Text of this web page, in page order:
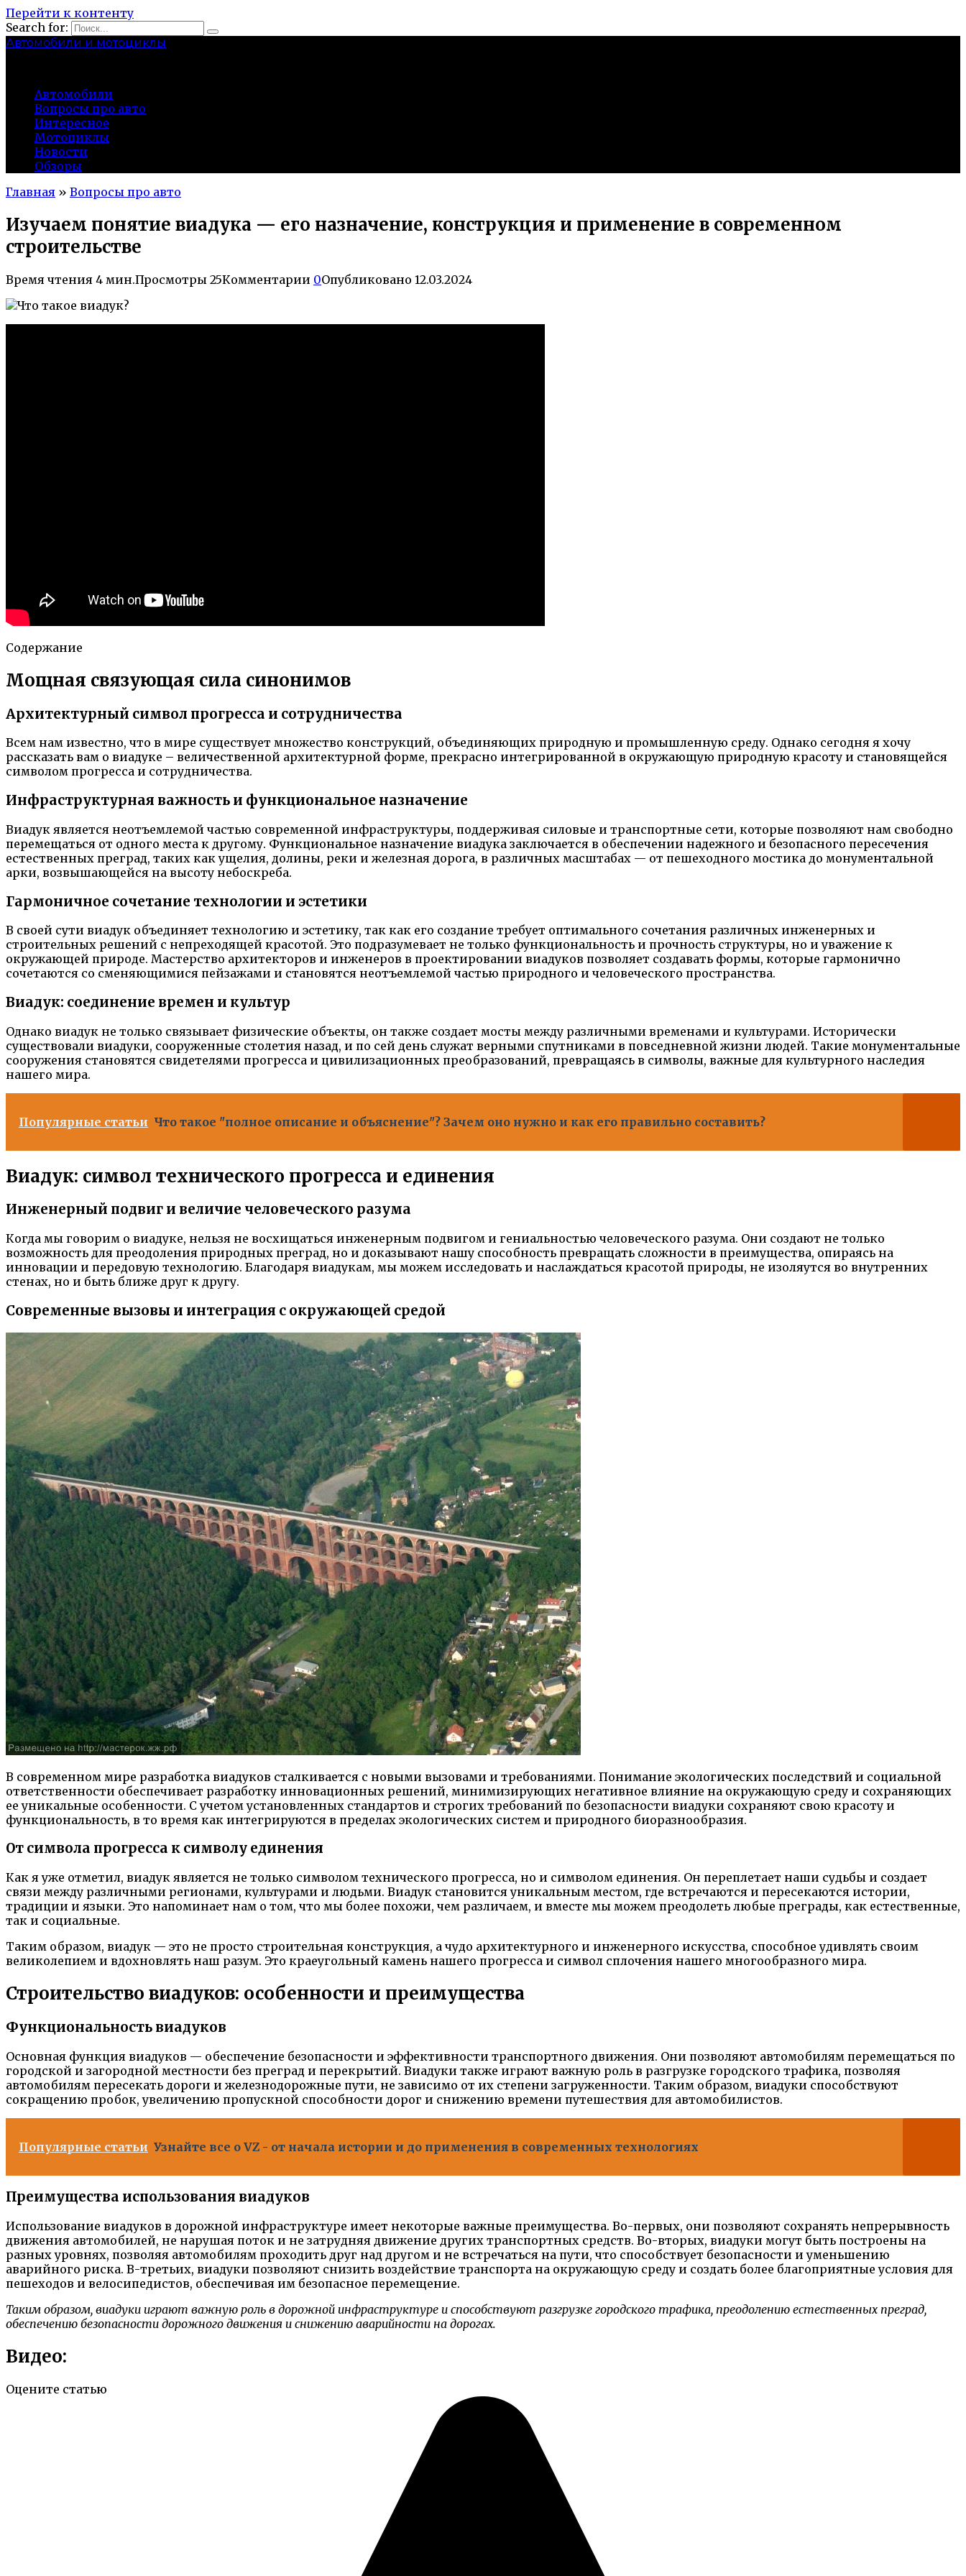
Перейти к контенту
Search for:
Автомобили и мотоциклы
Автомобили
Вопросы про авто
Интересное
Мотоциклы
Новости
Обзоры
Главная » Вопросы про авто
Изучаем понятие виадука — его назначение, конструкция и применение в современном
строительстве
Время чтения 4 мин.Просмотры 25Комментарии 0Опубликовано 12.03.2024
Содержание
Мощная связующая сила синонимов
Архитектурный символ прогресса и сотрудничества
Всем нам известно, что в мире существует множество конструкций, объединяющих природную и промышленную среду. Однако сегодня я хочу
рассказать вам о виадуке – величественной архитектурной форме, прекрасно интегрированной в окружающую природную красоту и становящейся
символом прогресса и сотрудничества.
Инфраструктурная важность и функциональное назначение
Виадук является неотъемлемой частью современной инфраструктуры, поддерживая силовые и транспортные сети, которые позволяют нам свободно
перемещаться от одного места к другому. Функциональное назначение виадука заключается в обеспечении надежного и безопасного пересечения
естественных преград, таких как ущелия, долины, реки и железная дорога, в различных масштабах — от пешеходного мостика до монументальной
арки, возвышающейся на высоту небоскреба.
Гармоничное сочетание технологии и эстетики
В своей сути виадук объединяет технологию и эстетику, так как его создание требует оптимального сочетания различных инженерных и
строительных решений с непреходящей красотой. Это подразумевает не только функциональность и прочность структуры, но и уважение к
окружающей природе. Мастерство архитекторов и инженеров в проектировании виадуков позволяет создавать формы, которые гармонично
сочетаются со сменяющимися пейзажами и становятся неотъемлемой частью природного и человеческого пространства.
Виадук: соединение времен и культур
Однако виадук не только связывает физические объекты, он также создает мосты между различными временами и культурами. Исторически
существовали виадуки, сооруженные столетия назад, и по сей день служат верными спутниками в повседневной жизни людей. Такие монументальные
сооружения становятся свидетелями прогресса и цивилизационных преобразований, превращаясь в символы, важные для культурного наследия
нашего мира.
Популярные статьи Что такое "полное описание и объяснение"? Зачем оно нужно и как его правильно составить?
Виадук: символ технического прогресса и единения
Инженерный подвиг и величие человеческого разума
Когда мы говорим о виадуке, нельзя не восхищаться инженерным подвигом и гениальностью человеческого разума. Они создают не только
возможность для преодоления природных преград, но и доказывают нашу способность превращать сложности в преимущества, опираясь на
инновации и передовую технологию. Благодаря виадукам, мы можем исследовать и наслаждаться красотой природы, не изоляутся во внутренних
стенах, но и быть ближе друг к другу.
Современные вызовы и интеграция с окружающей средой
В современном мире разработка виадуков сталкивается с новыми вызовами и требованиями. Понимание экологических последствий и социальной
ответственности обеспечивает разработку инновационных решений, минимизирующих негативное влияние на окружающую среду и сохраняющих
ее уникальные особенности. С учетом установленных стандартов и строгих требований по безопасности виадуки сохраняют свою красоту и
функциональность, в то время как интегрируются в пределах экологических систем и природного биоразнообразия.
От символа прогресса к символу единения
Как я уже отметил, виадук является не только символом технического прогресса, но и символом единения. Он переплетает наши судьбы и создает
связи между различными регионами, культурами и людьми. Виадук становится уникальным местом, где встречаются и пересекаются истории,
традиции и языки. Это напоминает нам о том, что мы более похожи, чем различаем, и вместе мы можем преодолеть любые преграды, как естественные,
так и социальные.
Таким образом, виадук — это не просто строительная конструкция, а чудо архитектурного и инженерного искусства, способное удивлять своим
великолепием и вдохновлять наш разум. Это краеугольный камень нашего прогресса и символ сплочения нашего многообразного мира.
Строительство виадуков: особенности и преимущества
Функциональность виадуков
Основная функция виадуков — обеспечение безопасности и эффективности транспортного движения. Они позволяют автомобилям перемещаться по
городской и загородной местности без преград и перекрытий. Виадуки также играют важную роль в разгрузке городского трафика, позволяя
автомобилям пересекать дороги и железнодорожные пути, не зависимо от их степени загруженности. Таким образом, виадуки способствуют
сокращению пробок, увеличению пропускной способности дорог и снижению времени путешествия для автомобилистов.
Популярные статьи Узнайте все о VZ - от начала истории и до применения в современных технологиях
Преимущества использования виадуков
Использование виадуков в дорожной инфраструктуре имеет некоторые важные преимущества. Во-первых, они позволяют сохранять непрерывность
движения автомобилей, не нарушая поток и не затрудняя движение других транспортных средств. Во-вторых, виадуки могут быть построены на
разных уровнях, позволяя автомобилям проходить друг над другом и не встречаться на пути, что способствует безопасности и уменьшению
аварийного риска. В-третьих, виадуки позволяют снизить воздействие транспорта на окружающую среду и создать более благоприятные условия для
пешеходов и велосипедистов, обеспечивая им безопасное перемещение.
Таким образом, виадуки играют важную роль в дорожной инфраструктуре и способствуют разгрузке городского трафика, преодолению естественных преград,
обеспечению безопасности дорожного движения и снижению аварийности на дорогах.
Видео:
Оцените статью